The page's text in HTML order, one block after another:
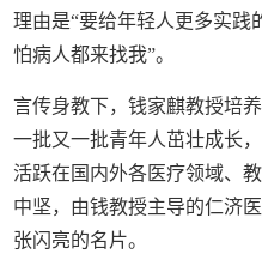
理由是“要给年轻人更多实践
怕病人都来找我”。
言传身教下，钱家麒教授培
一批又一批青年人茁壮成长
活跃在国内外各医疗领域、
中坚，由钱教授主导的仁济
张闪亮的名片。